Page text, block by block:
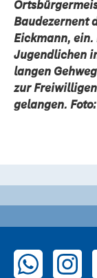
Baudezernent
Eickmann,
Jugendlichen
langen
zur
gelangen.
zu WhatsApp
zu